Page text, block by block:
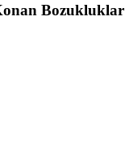
Bozukluklar